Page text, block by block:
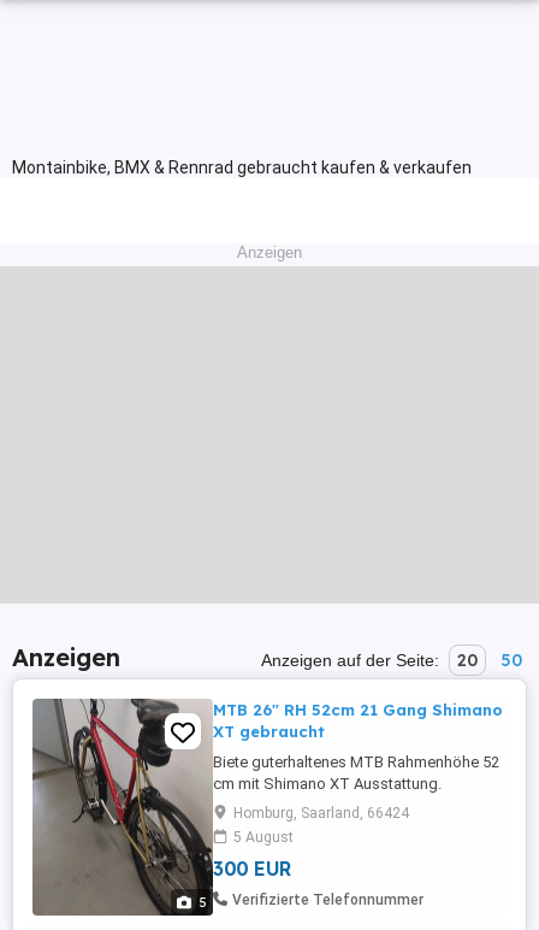
Montainbike, BMX & Rennrad gebraucht kaufen & verkaufen
Anzeigen
Anzeigen Anzeigen auf der Seite: 20 50
5
MTB 26" RH 52cm 21 Gang Shimano
XT gebraucht
Biete guterhaltenes MTB Rahmenhöhe 52
cm mit Shimano XT Ausstattung.
Bereifung 26", Bremsbeläge,
Werkzeugtasche, Getränkehalter, Tacho,
Schutzbleche siehe Bilder. Lackierung mit
2K-Autolack
Homburg, Saarland, 66424
5 August
300 EUR
Verifizierte Telefonnummer